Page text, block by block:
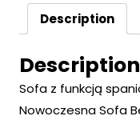
Description
Description
Sofa z funkcją
Nowoczesna Sofa